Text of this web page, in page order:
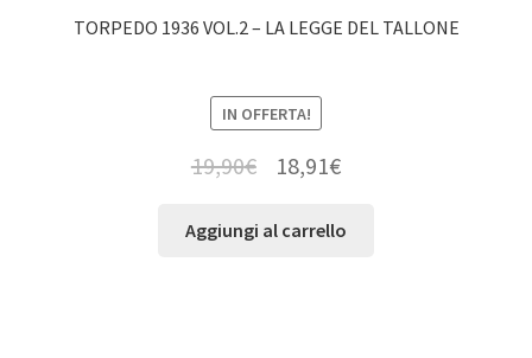
TORPEDO 1936 VOL.2 – LA LEGGE DEL TALLONE
IN OFFERTA!
19,90€ 18,91€
Aggiungi al carrello